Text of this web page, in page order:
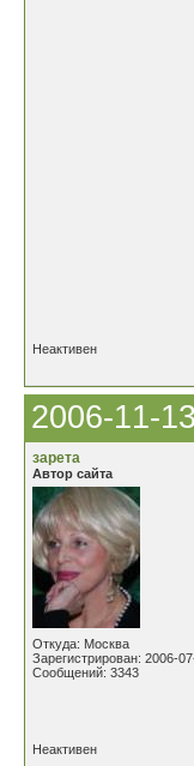
Неактивен
2006-11-
зарета
Автор сайта
Откуда: Москва
Зарегистрирован: 2006-
Сообщений: 3343
Неактивен